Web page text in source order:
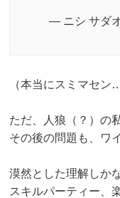
— ニシ サダ
（本当にスミマセン
ただ、人狼（？）の
その後の問題も、ワ
漠然とした理解しか
スキルパーティー、